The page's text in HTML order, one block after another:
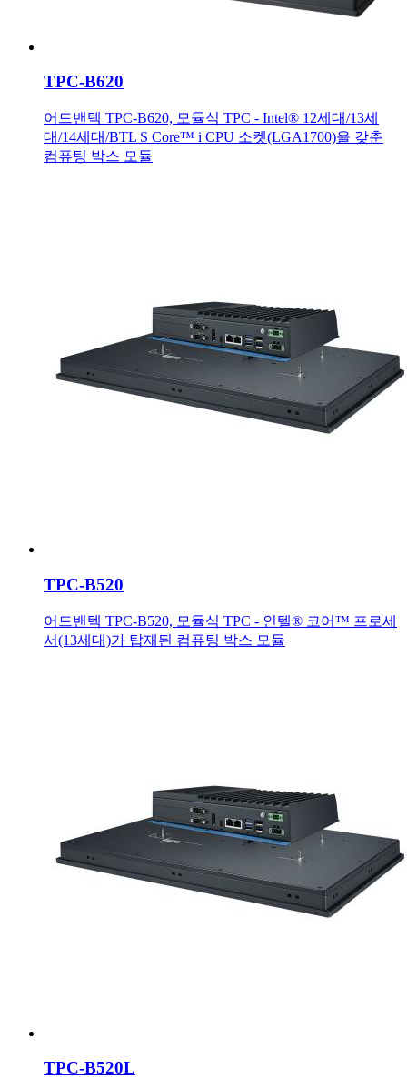
TPC-B620
어드밴텍 TPC-B620, 모듈식 TPC - Intel® 12세대/13세
대/14세대/BTL S Core™ i CPU 소켓(LGA1700)을 갖춘
컴퓨팅 박스 모듈
TPC-B520
어드밴텍 TPC-B520, 모듈식 TPC - 인텔® 코어™ 프로세
서(13세대)가 탑재된 컴퓨팅 박스 모듈
TPC-B520L